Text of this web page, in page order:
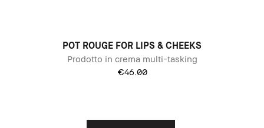
POT ROUGE FOR LIPS & CHEEKS
Prodotto in crema multi-tasking
€46.00